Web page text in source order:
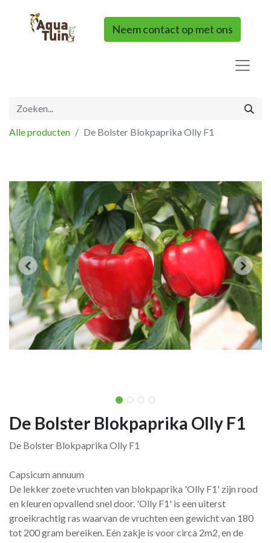
Neem contact op met ons
Alle producten De Bolster Blokpaprika Olly F1
De Bolster Blokpaprika Olly F1
De Bolster Blokpaprika Olly F1
Capsicum annuum
De lekker zoete vruchten van blokpaprika 'Olly F1' zijn rood
en kleuren opvallend snel door. 'Olly F1' is een uiterst
groeikrachtig ras waarvan de vruchten een gewicht van 180
tot 200 gram bereiken. Eén zakje is voor circa 2m2, en de